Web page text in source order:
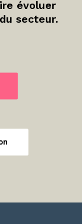
évoluer
secteur.